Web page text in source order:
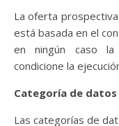
La oferta
está basada en el
en ningún caso
condicione la
Categoría de datos
Las categorías de